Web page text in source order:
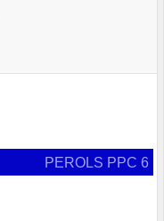
PEROLS PPC 6